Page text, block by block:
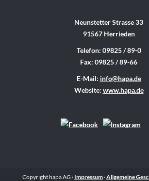
Neunstetter Strasse 33
91567 Herrieden
Telefon: 09825 / 89-0
Fax: 09825 / 89-66
E-Mail: info@hapa.de
Website: www.hapa.de
Copyright hapa AG · Impressum·Allgemeine